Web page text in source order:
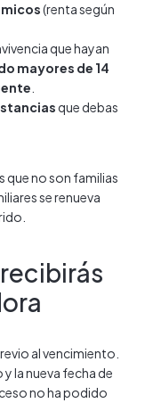
(renta según
que hayan
mayores de 14
que debas
que no son familias
se renueva
al vencimiento.
y la nueva fecha de
no ha podido